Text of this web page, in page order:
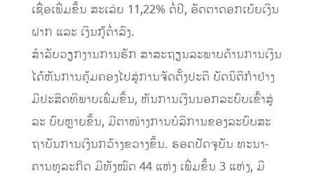
ເຊື່ອ​ເພີ່ມ​ຂຶ້ນ ສະ­ເລ່ຍ 11,22% ຕໍ່​ປີ, ອັດ­ຕາ​ດອກ​ເບ້ຍ​ເງິນ​
ຝາກ ແລະ ເງິນ​ກູ້​ຕໍ່າ​ລົງ.
ສໍາ​ລັບ​ວຽກ​ງານ​ການ​ຮັກ ­ສາ​ສະ­ຖຽນ​ລະ​ພາບ​ດ້ານ​ການ​ເງິນ
ໄດ້​ຫັນ​ການ​ຄຸ້ມ​ຄອງ​ໄປ​ສູ່​ການ­ຈັດ­ຕັ້ງ​ປະ­ຕິ ບັດ​ນິ­ຕິ​ກໍາ​ຢ່າງ​
ມີ​ປະ­ສິດ­ທິ­ພາບ​ເພີ່ມ​ຂຶ້ນ, ຫັນ​ການ​ເງິນ​ນອກ​ລະ­ບົບ​ເຂົ້າ​ສູ່​
ລະ ­ບົບ​ຫຼາຍ​ຂຶ້ນ, ມີ​ຕາ­ໜ່າງ​ການ​ບໍ​ລິການ​ຂອງ​ລະ­ບົບ​ສະ​
ຖາ​ບັນ​ການ​ເງິນ​ກວ້າງ­ຂວາງ​ຂຶ້ນ. ຮອດ​ປັດ­ຈຸ­ບັນ ທະ­ນາ­
ຄານ​ທຸ­ລະ​ກິດ ມີ​ທັງ​ໝົດ 44 ແຫ່ງ ເພີ່ມ​ຂຶ້ນ 3 ແຫ່ງ, ມີ